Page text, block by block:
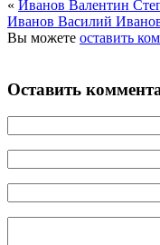
« Иванов Валентин
Иванов Василий
Вы можете оставить
Оставить